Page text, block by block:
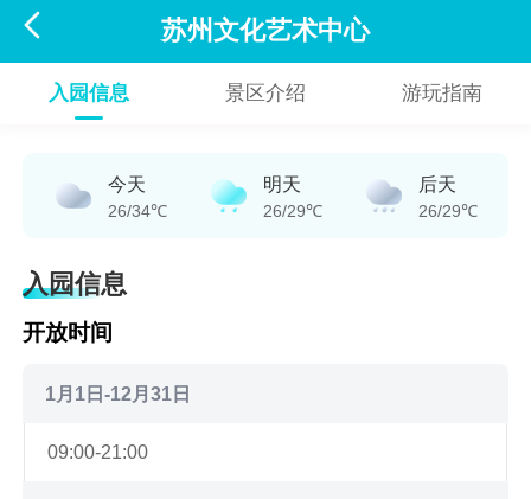
 苏州文化艺术中心
入园信息 景区介绍 游玩指南
今天
26/34℃
明天
26/29℃
后天
26/29℃
入园信息
开放时间
1月1日-12月31日
09:00-21:00